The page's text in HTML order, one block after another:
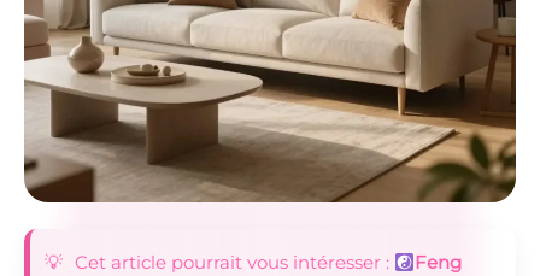
Cet article pourrait vous intéresser :
​Feng